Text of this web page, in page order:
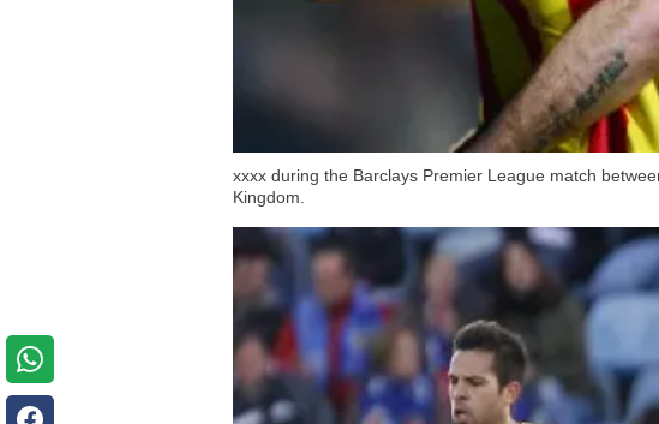
xxxx during the Barclays Premier League match
Kingdom.